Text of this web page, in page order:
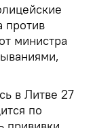
против
министра
в Литве 27
по